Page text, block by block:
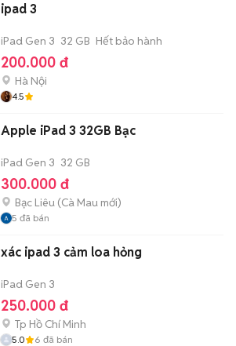
ipad 3
iPad Gen 3 32 GB Hết bảo hành
200.000 đ
Hà Nội
4.5
Apple iPad 3 32GB Bạc
iPad Gen 3 32 GB
300.000 đ
Bạc Liêu (Cà Mau mới)
5 đã bán
xác ipad 3 cảm loa hỏng
iPad Gen 3
250.000 đ
Tp Hồ Chí Minh
5.0 6 đã bán